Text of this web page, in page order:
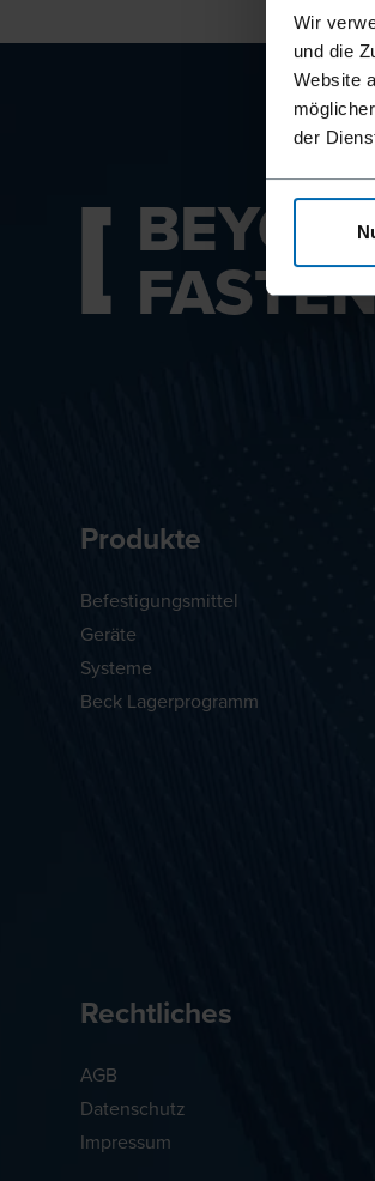
Wir
und die
Website
der
Produkte
Befestigungsmittel
Geräte
Systeme
Beck Lagerprogramm
Rechtliches
AGB
Datenschutz
Impressum